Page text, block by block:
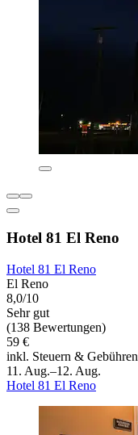
Hotel 81 El Reno
Hotel 81 El Reno
El Reno
8,0/10
Sehr gut
(138 Bewertungen)
59 €
inkl. Steuern & Gebühren
11. Aug.–12. Aug.
Hotel 81 El Reno